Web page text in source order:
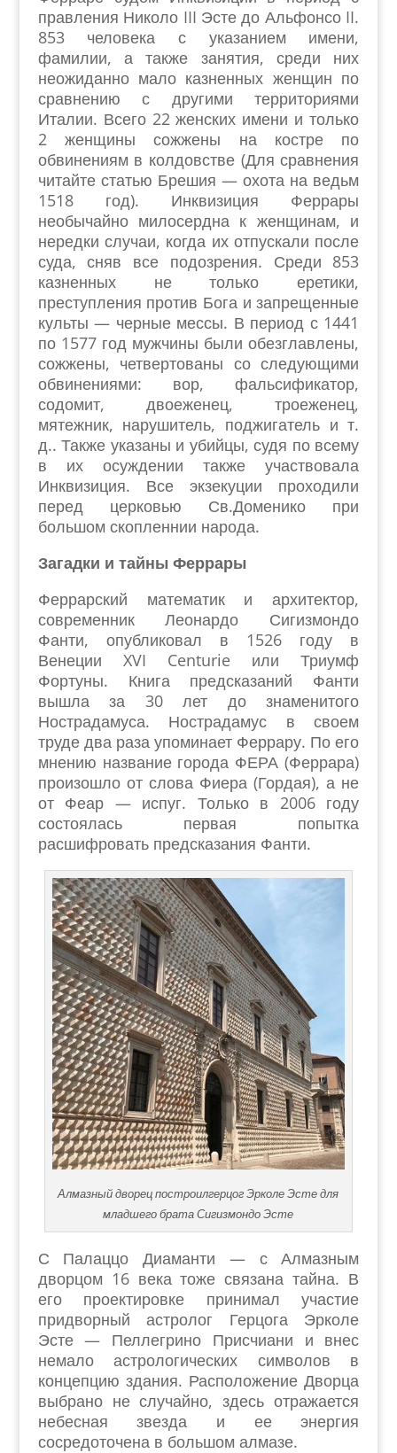
правления Николо III Эсте до Альфонсо II.
853 человека с указанием имени,
фамилии, а также занятия, среди них
неожиданно мало казненных женщин по
сравнению с другими территориями
Италии. Всего 22 женских имени и только
2 женщины сожжены на костре по
обвинениям в колдовстве (Для сравнения
читайте статью Брешия — охота на ведьм
1518 год). Инквизиция Феррары
необычайно милосердна к женщинам, и
нередки случаи, когда их отпускали после
суда, сняв все подозрения. Среди 853
казненных не только еретики,
преступления против Бога и запрещенные
культы — черные мессы. В период с 1441
по 1577 год мужчины были обезглавлены,
сожжены, четвертованы со следующими
обвинениями: вор, фальсификатор,
содомит, двоеженец, троеженец,
мятежник, нарушитель, поджигатель и т.
д.. Также указаны и убийцы, судя по всему
в их осуждении также участвовала
Инквизиция. Все экзекуции проходили
перед церковью Св.Доменико при
большом скопленнии народа.
Загадки и тайны Феррары
Феррарский математик и архитектор,
современник Леонардо Сигизмондо
Фанти, опубликовал в 1526 году в
Венеции XVI Centurie или Триумф
Фортуны. Книга предсказаний Фанти
вышла за 30 лет до знаменитого
Нострадамуса. Нострадамус в своем
труде два раза упоминает Феррару. По его
мнению название города ФЕРА (Феррара)
произошло от слова Фиера (Гордая), а не
от Феар — испуг. Только в 2006 году
состоялась первая попытка
расшифровать предсказания Фанти.
Алмазный дворец построилгерцог Эрколе Эсте для
младшего брата Сигизмондо Эсте
С Палаццо Диаманти — с Алмазным
дворцом 16 века тоже связана тайна. В
его проектировке принимал участие
придворный астролог Герцога Эрколе
Эсте — Пеллегрино Присчиани и внес
немало астрологических символов в
концепцию здания. Расположение Дворца
выбрано не случайно, здесь отражается
небесная звезда и ее энергия
сосредоточена в большом алмазе.